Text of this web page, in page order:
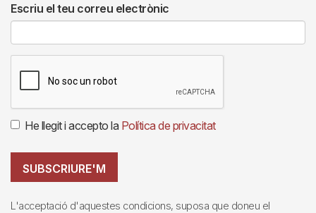
Escriu el teu correu electrònic
He llegit i accepto la Política de privacitat
SUBSCRIURE'M
L'acceptació d'aquestes condicions, suposa que doneu el